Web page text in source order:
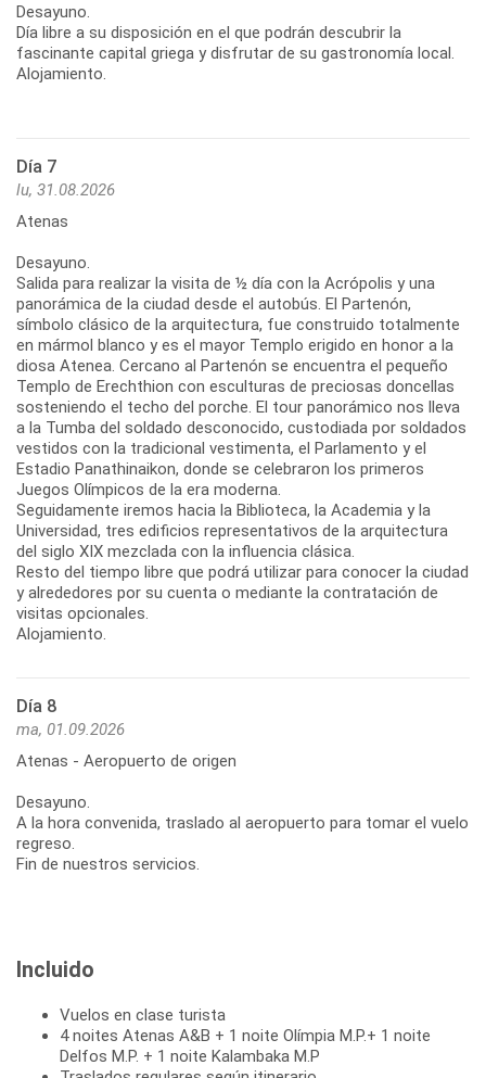
Desayuno.
Día libre a su disposición en el que podrán descubrir la
fascinante capital griega y disfrutar de su gastronomía local.
Alojamiento.
Día 7
lu, 31.08.2026
Atenas
Desayuno.
Salida para realizar la visita de ½ día con la Acrópolis y una
panorámica de la ciudad desde el autobús. El Partenón,
símbolo clásico de la arquitectura, fue construido totalmente
en mármol blanco y es el mayor Templo erigido en honor a la
diosa Atenea. Cercano al Partenón se encuentra el pequeño
Templo de Erechthion con esculturas de preciosas doncellas
sosteniendo el techo del porche. El tour panorámico nos lleva
a la Tumba del soldado desconocido, custodiada por soldados
vestidos con la tradicional vestimenta, el Parlamento y el
Estadio Panathinaikon, donde se celebraron los primeros
Juegos Olímpicos de la era moderna.
Seguidamente iremos hacia la Biblioteca, la Academia y la
Universidad, tres edificios representativos de la arquitectura
del siglo XIX mezclada con la influencia clásica.
Resto del tiempo libre que podrá utilizar para conocer la ciudad
y alrededores por su cuenta o mediante la contratación de
visitas opcionales.
Alojamiento.
Día 8
ma, 01.09.2026
Atenas - Aeropuerto de origen
Desayuno.
A la hora convenida, traslado al aeropuerto para tomar el vuelo
regreso.
Fin de nuestros servicios.
Incluido
Vuelos en clase turista
4 noites Atenas A&B + 1 noite Olímpia M.P.+ 1 noite
Delfos M.P. + 1 noite Kalambaka M.P